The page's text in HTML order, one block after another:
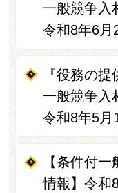
一般競争
令和8年6月
『役務の
一般競争
令和8年5月
【条件付
情報】令和